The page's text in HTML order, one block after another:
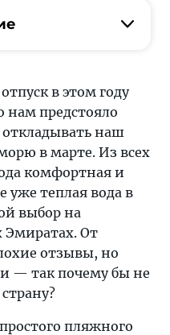
в этом году
нам предстояло
наш
в марте. Из всех
комфортная и
уже теплая вода в
выбор на
Эмиратах. От
отзывы, но
— так почему бы не
пляжного